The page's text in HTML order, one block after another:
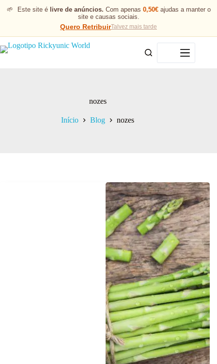
🌱 Este site é livre de anúncios. Com apenas 0,50€ajudas a manter o
site e causas sociais.
Quero RetribuirTalvez mais tarde
Menu
nozes
Início Blog nozes